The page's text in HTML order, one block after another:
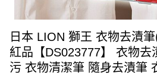
日本 LION 獅王 衣物去漬
紅品【DS023777】 衣物去
污 衣物清潔筆 隨身去漬筆